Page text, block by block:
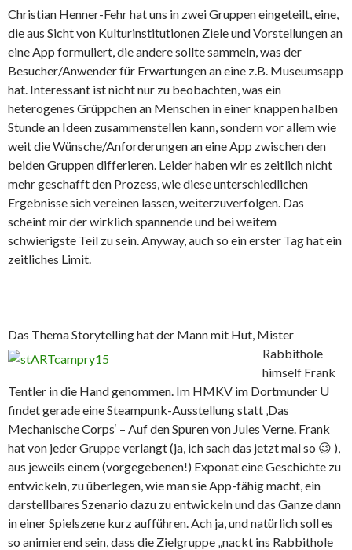
Christian Henner-Fehr hat uns in zwei Gruppen eingeteilt, eine,
die aus Sicht von Kulturinstitutionen Ziele und Vorstellungen an
eine App formuliert, die andere sollte sammeln, was der
Besucher/Anwender für Erwartungen an eine z.B. Museumsapp
hat. Interessant ist nicht nur zu beobachten, was ein
heterogenes Grüppchen an Menschen in einer knappen halben
Stunde an Ideen zusammenstellen kann, sondern vor allem wie
weit die Wünsche/Anforderungen an eine App zwischen den
beiden Gruppen differieren. Leider haben wir es zeitlich nicht
mehr geschafft den Prozess, wie diese unterschiedlichen
Ergebnisse sich vereinen lassen, weiterzuverfolgen. Das
scheint mir der wirklich spannende und bei weitem
schwierigste Teil zu sein. Anyway, auch so ein erster Tag hat ein
zeitliches Limit.
Das Thema Storytelling hat der Mann mit Hut, Mister
Rabbithole
himself Frank
Tentler in die Hand genommen. Im HMKV im Dortmunder U
findet gerade eine Steampunk-Ausstellung statt ‚Das
Mechanische Corps‘ – Auf den Spuren von Jules Verne. Frank
hat von jeder Gruppe verlangt (ja, ich sach das jetzt mal so 😉 ),
aus jeweils einem (vorgegebenen!) Exponat eine Geschichte zu
entwickeln, zu überlegen, wie man sie App-fähig macht, ein
darstellbares Szenario dazu zu entwickeln und das Ganze dann
in einer Spielszene kurz aufführen. Ach ja, und natürlich soll es
so animierend sein, dass die Zielgruppe „nackt ins Rabbithole